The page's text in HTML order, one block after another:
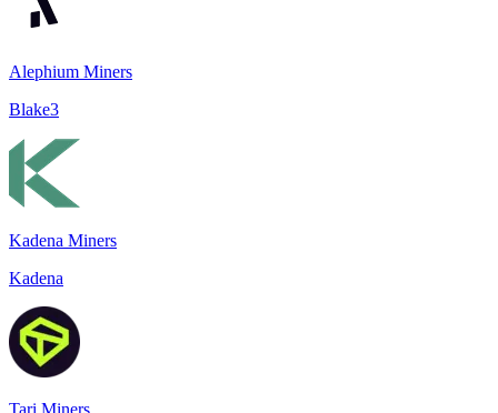
Alephium Miners
Blake3
Kadena Miners
Kadena